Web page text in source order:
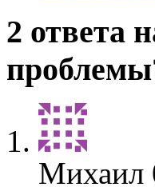
2 ответа
Михаил